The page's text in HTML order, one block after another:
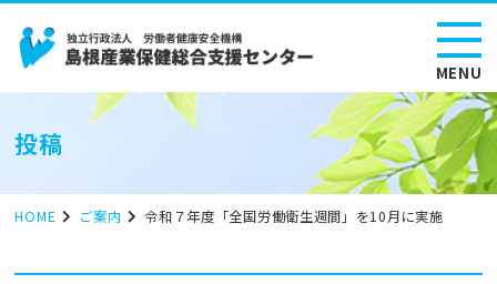
MENU
投稿
HOME ご案内 令和７年度「全国労働衛生週間」を10月に実施